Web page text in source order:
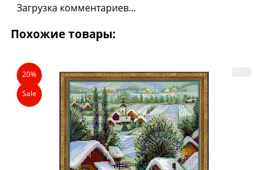
Загрузка комментариев...
Похожие товары:
20%
Sale